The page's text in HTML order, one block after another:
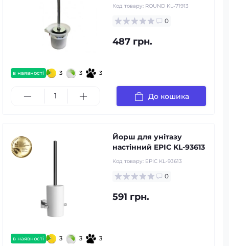
в наявності 3 3 3
Код товару: ROUND KL-71913
0
487 грн.
До кошика
в наявності 3 3 3
Йорш для унітазу
настінний EPIC KL-93613
Код товару: EPIC KL-93613
0
591 грн.